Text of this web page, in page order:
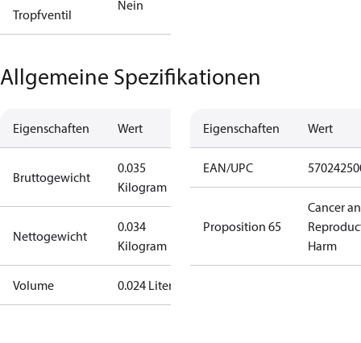
Tropfventil
Nein
Allgemeine Spezifikationen
Eigenschaften Wert
Bruttogewicht
0.035
Kilogram
Nettogewicht
0.034
Kilogram
Volume 0.024 Liter
Eigenschaften Wert
EAN/UPC
Proposition 65
Cancer
Harm